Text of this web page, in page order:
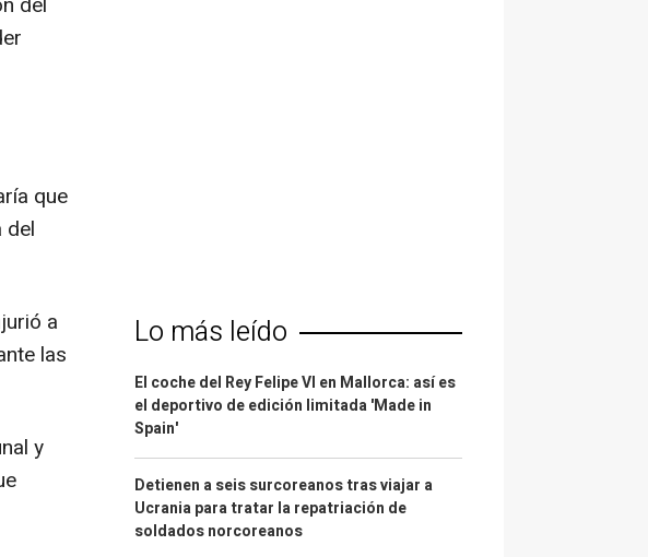
que
del
a
las
y
Lo más leído
El coche del Rey Felipe VI en Mallorca: así es
el deportivo de edición limitada 'Made in
Spain'
Detienen a seis surcoreanos tras viajar a
Ucrania para tratar la repatriación de
soldados norcoreanos